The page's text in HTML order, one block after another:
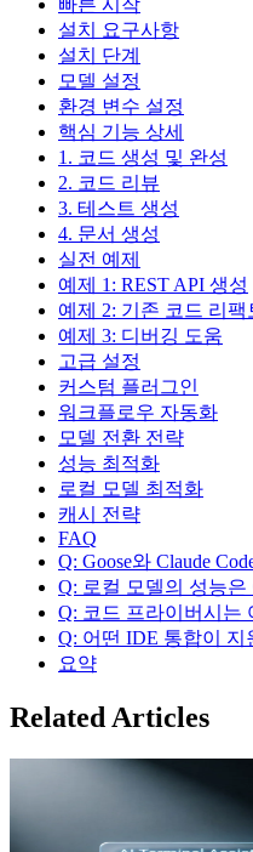
설치 요구사항
설치 단계
모델 설정
환경 변수 설정
핵심 기능 상세
1. 코드 생성 및 완성
2. 코드 리뷰
3. 테스트 생성
4. 문서 생성
실전 예제
예제 1: REST API 생성
예제 2: 기존 코드 리팩
예제 3: 디버깅 도움
고급 설정
커스텀 플러그인
워크플로우 자동화
모델 전환 전략
성능 최적화
로컬 모델 최적화
캐시 전략
FAQ
Q: Goose와 Claude
Q: 로컬 모델의 성능은
Q: 코드 프라이버시는
Q: 어떤 IDE 통합이 지
요약
Related Articles